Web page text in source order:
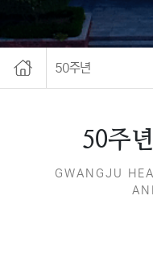
home 50주년
50주년
GWANGJU